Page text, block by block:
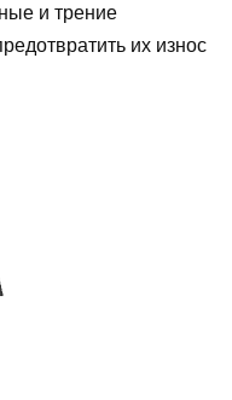
и трение
их износ